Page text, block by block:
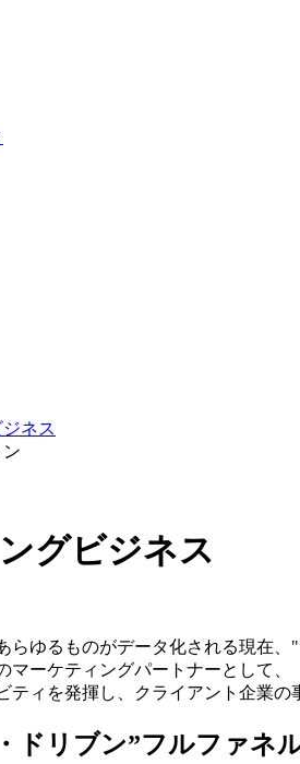
ネス
グビジネス
らゆるものがデータ化される現在
マーケティングパートナーとして
ティを発揮し、クライアント企業
ドリブン”フルファネ